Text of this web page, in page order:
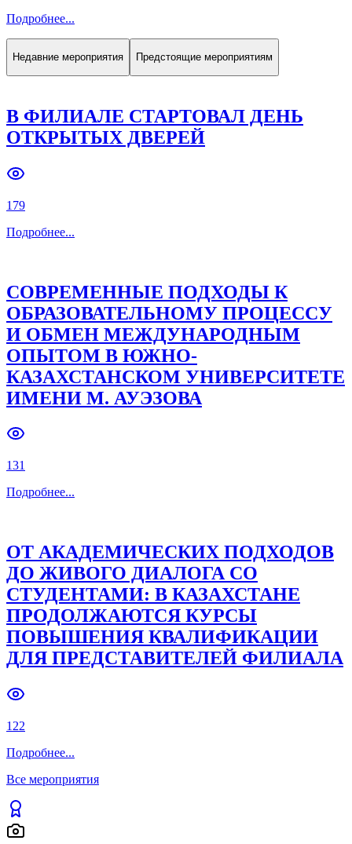
Previous slide Next slide
Подробнее...
Недавние мероприятия Предстоящие мероприятиям
В ФИЛИАЛЕ СТАРТОВАЛ ДЕНЬ
ОТКРЫТЫХ ДВЕРЕЙ
179
Подробнее...
СОВРЕМЕННЫЕ ПОДХОДЫ К
ОБРАЗОВАТЕЛЬНОМУ ПРОЦЕССУ
И ОБМЕН МЕЖДУНАРОДНЫМ
ОПЫТОМ В ЮЖНО-
КАЗАХСТАНСКОМ УНИВЕРСИТЕТЕ
ИМЕНИ М. АУЭЗОВА
131
Подробнее...
ОТ АКАДЕМИЧЕСКИХ ПОДХОДОВ
ДО ЖИВОГО ДИАЛОГА СО
СТУДЕНТАМИ: В КАЗАХСТАНЕ
ПРОДОЛЖАЮТСЯ КУРСЫ
ПОВЫШЕНИЯ КВАЛИФИКАЦИИ
ДЛЯ ПРЕДСТАВИТЕЛЕЙ ФИЛИАЛА
122
Подробнее...
Все мероприятия